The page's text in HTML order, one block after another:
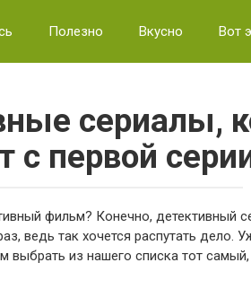
Полезно Вкусно Вот
сериалы,
с первой
фильм? Конечно, детективный
ведь так хочется распутать дело.
из нашего списка тот